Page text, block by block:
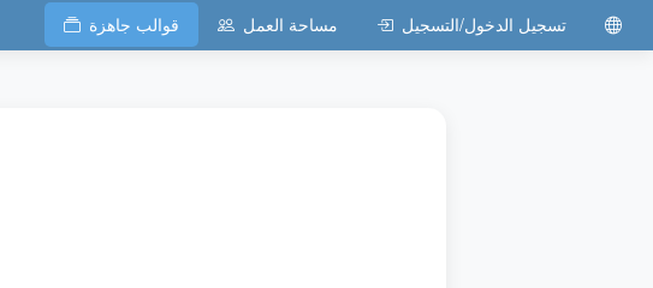
قوالب جاهزة مساحة العمل تسجيل الدخول/التسجيل